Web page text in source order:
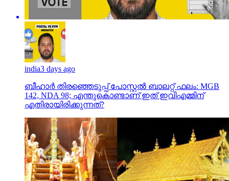
india3 days ago
ബീഹാർ തിരഞ്ഞെടുപ്പ് പോസ്റ്റൽ ബാലറ്റ് ഫലം: MGB
142, NDA 98; എന്തുകൊണ്ടാണ് ഇത് ഇവിഎമ്മിന്
എതിരായിരിക്കുന്നത്?